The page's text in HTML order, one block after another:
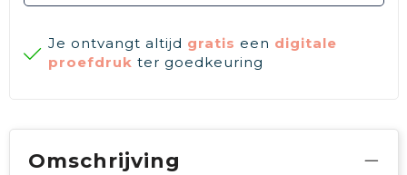
Je ontvangt altijd gratis een digitale
proefdruk ter goedkeuring
Omschrijving